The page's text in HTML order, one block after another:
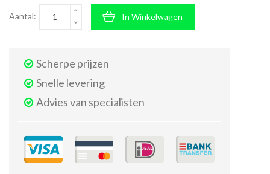
Aantal: In Winkelwagen
Scherpe prijzen
Snelle levering
Advies van specialisten